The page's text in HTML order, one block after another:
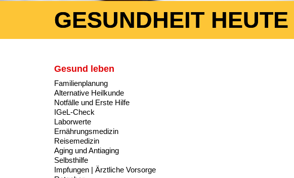
GESUNDHEIT HEUTE
Gesund leben
Familienplanung
Alternative Heilkunde
Notfälle und Erste Hilfe
IGeL-Check
Laborwerte
Ernährungsmedizin
Reisemedizin
Aging und Antiaging
Selbsthilfe
Impfungen | Ärztliche Vorsorge